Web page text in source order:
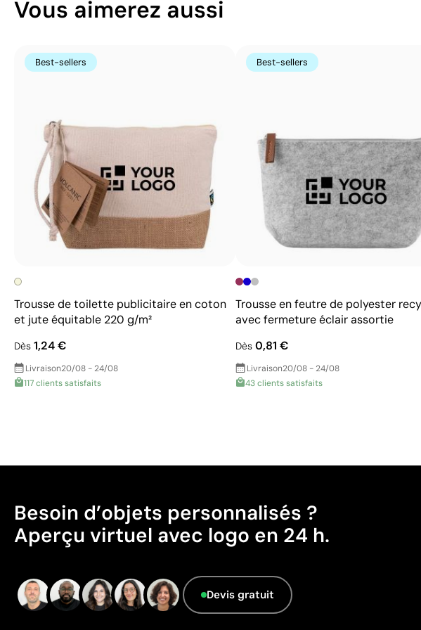
Possibilité
Idéale pour
Vous aimerez aussi
Best-sellers
Trousse de toilette publicitaire en coton
et jute équitable 220 g/m²
Dès 1,24 €
Livraison20/08 - 24/08
117 clients satisfaits
Best-sellers
Trousse en feutre de polyester
avec fermeture éclair assortie
Dès0,81 €
Livraison20/08 - 24/08
43 clients satisfaits
Besoin d’objets personnalisés ?
Aperçu virtuel avec logo en 24 h.
Devis gratuit